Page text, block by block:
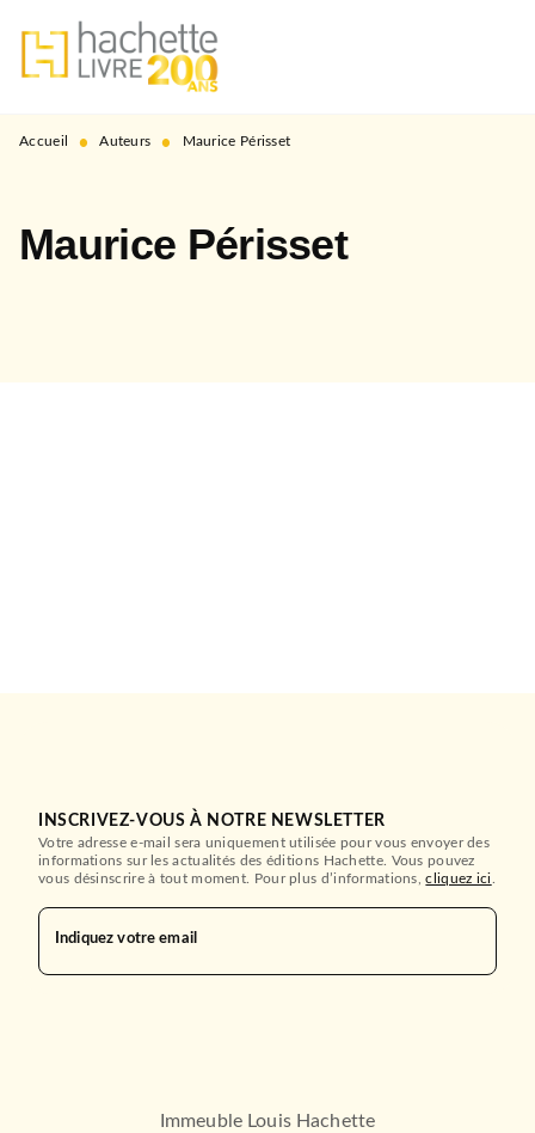
MENU RECHERCHE
PIED DE PAGE
Accueil • Auteurs • Maurice Périsset
Maurice Périsset
INSCRIVEZ-VOUS À NOTRE NEWSLETTER
Votre adresse e-mail sera uniquement utilisée pour vous envoyer des
informations sur les actualités des éditions Hachette. Vous pouvez
vous désinscrire à tout moment. Pour plus d’informations,cliquez ici
Indiquez votre email
Immeuble Louis Hachette